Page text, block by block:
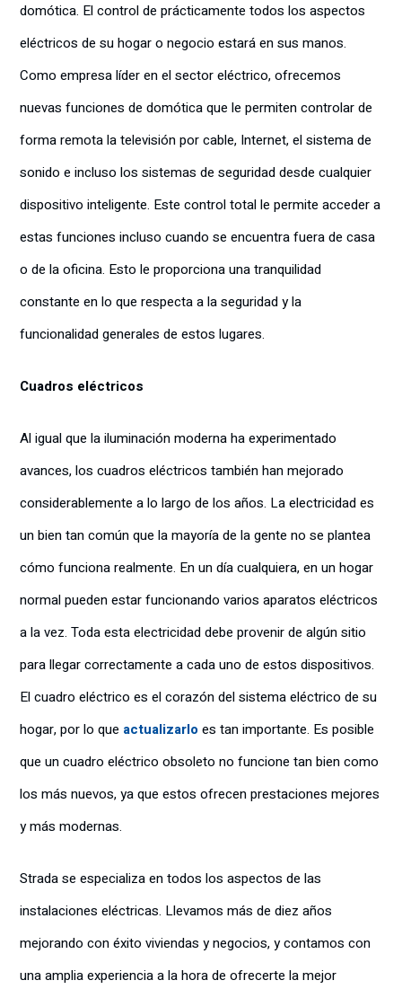
domótica. El control de prácticamente todos los aspectos
eléctricos de su hogar o negocio estará en sus manos.
Como empresa líder en el sector eléctrico, ofrecemos
nuevas funciones de domótica que le permiten controlar de
forma remota la televisión por cable, Internet, el sistema de
sonido e incluso los sistemas de seguridad desde cualquier
dispositivo inteligente. Este control total le permite acceder a
estas funciones incluso cuando se encuentra fuera de casa
o de la oficina. Esto le proporciona una tranquilidad
constante en lo que respecta a la seguridad y la
funcionalidad generales de estos lugares.
Cuadros eléctricos
Al igual que la iluminación moderna ha experimentado
avances, los cuadros eléctricos también han mejorado
considerablemente a lo largo de los años. La electricidad es
un bien tan común que la mayoría de la gente no se plantea
cómo funciona realmente. En un día cualquiera, en un hogar
normal pueden estar funcionando varios aparatos eléctricos
a la vez. Toda esta electricidad debe provenir de algún sitio
para llegar correctamente a cada uno de estos dispositivos.
El cuadro eléctrico es el corazón del sistema eléctrico de su
hogar, por lo que actualizarlo es tan importante. Es posible
que un cuadro eléctrico obsoleto no funcione tan bien como
los más nuevos, ya que estos ofrecen prestaciones mejores
y más modernas.
Strada se especializa en todos los aspectos de las
instalaciones eléctricas. Llevamos más de diez años
mejorando con éxito viviendas y negocios, y contamos con
una amplia experiencia a la hora de ofrecerte la mejor